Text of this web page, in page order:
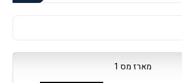
מארז מס 1